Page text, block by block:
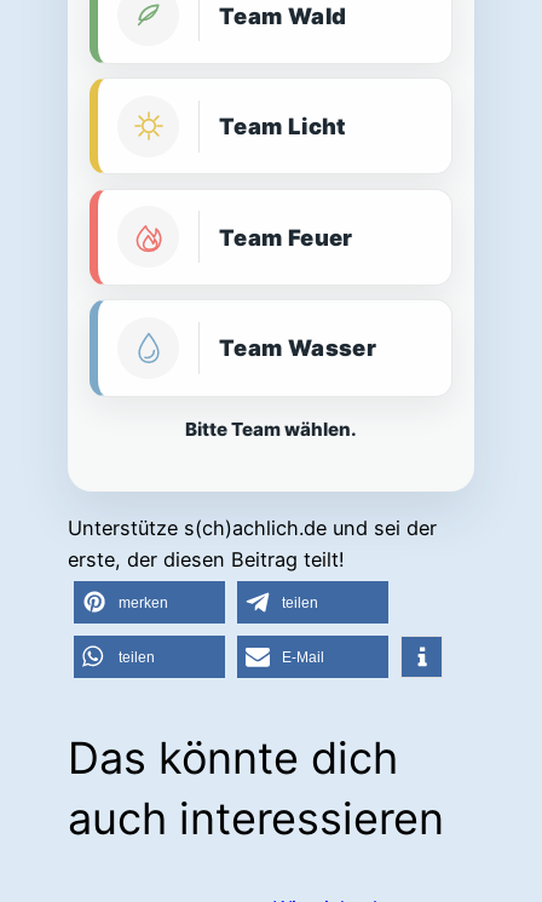
Team Wald
Team Licht
Team Feuer
Team Wasser
Bitte Team wählen.
Unterstütze s(ch)achlich.de und sei der
erste, der diesen Beitrag teilt!
merken teilen
teilen E-Mail
Das könnte dich
auch interessieren